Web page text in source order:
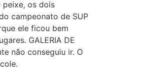
peixe, os dois
campeonato de SUP
ele ficou bem
GALERIA DE
não conseguiu ir. O